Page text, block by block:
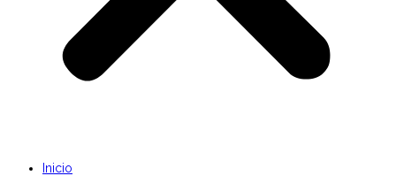
Inicio